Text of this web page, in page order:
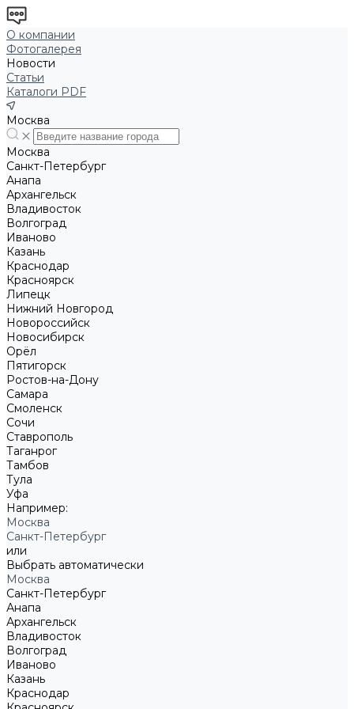
О компании
Фотогалерея
Новости
Статьи
Каталоги PDF
Москва
Москва
Санкт-Петербург
Анапа
Архангельск
Владивосток
Волгоград
Иваново
Казань
Краснодар
Красноярск
Липецк
Нижний Новгород
Новороссийск
Новосибирск
Орёл
Пятигорск
Ростов-на-Дону
Самара
Смоленск
Сочи
Ставрополь
Таганрог
Тамбов
Тула
Уфа
Например:
Москва
Санкт-Петербург
или
Выбрать автоматически
Москва
Санкт-Петербург
Анапа
Архангельск
Владивосток
Волгоград
Иваново
Казань
Краснодар